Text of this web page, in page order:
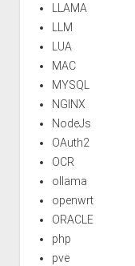
LLAMA
LLM
LUA
MAC
MYSQL
NGINX
NodeJs
OAuth2
OCR
ollama
openwrt
ORACLE
php
pve